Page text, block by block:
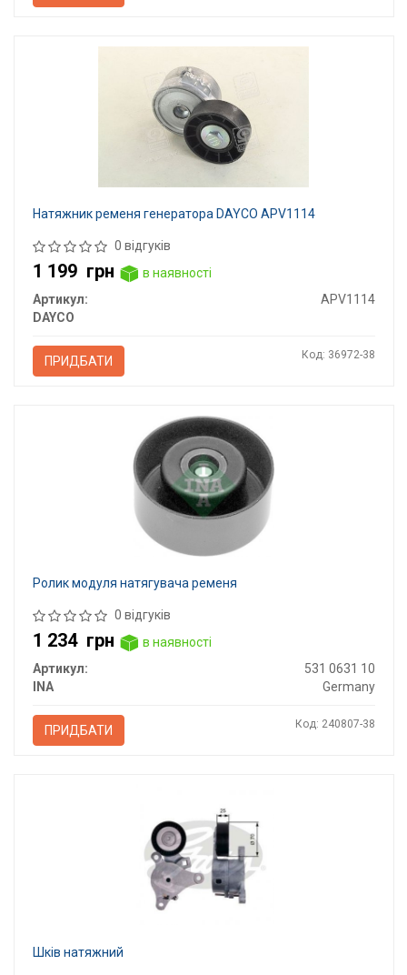
Натяжник ременя генератора DAYCO APV1114
0 відгуків
1 199 грн
в наявності
Артикул:
APV1114
DAYCO
ПРИДБАТИ Код: 36972-38
Ролик модуля натягувача ременя
0 відгуків
1 234 грн
в наявності
Артикул:
531 0631 10
INA
Germany
ПРИДБАТИ Код: 240807-38
Шків натяжний